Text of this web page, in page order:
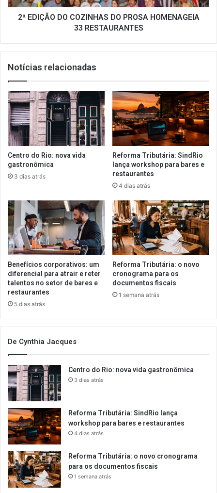
RESTAURANTES
2ª EDIÇÃO DO COZINHAS DO PROSA HOMENAGEIA
33 RESTAURANTES
Notícias relacionadas
Centro do Rio: nova vida
gastronômica
3 dias atrás
Reforma Tributária: SindRio
lança workshop para bares e
restaurantes
4 dias atrás
Benefícios corporativos: um
diferencial para atrair e reter
talentos no setor de bares e
restaurantes
5 dias atrás
Reforma Tributária: o novo
cronograma para os
documentos fiscais
1 semana atrás
De Cynthia Jacques
Centro do Rio: nova vida gastronômica
3 dias atrás
Reforma Tributária: SindRio lança
workshop para bares e restaurantes
4 dias atrás
Reforma Tributária: o novo cronograma
para os documentos fiscais
1 semana atrás